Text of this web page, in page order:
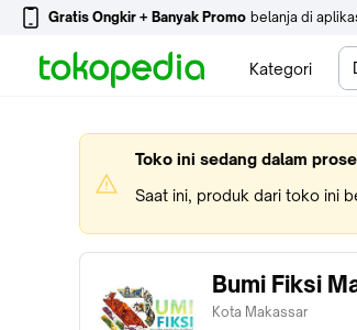
Gratis Ongkir + Banyak Promo belanja di
Kategori
Toko ini sedang dalam
Saat ini, produk dari toko ini
Bumi Fiksi
Kota Makassar